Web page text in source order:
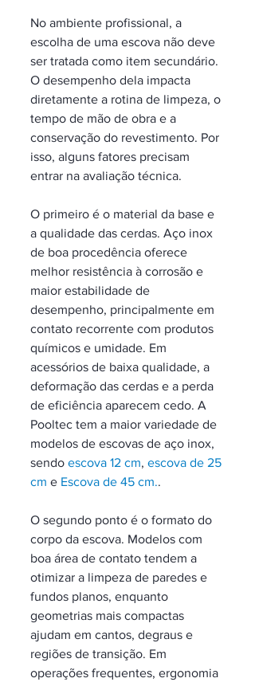
No ambiente profissional, a
escolha de uma escova não deve
ser tratada como item secundário.
O desempenho dela impacta
diretamente a rotina de limpeza, o
tempo de mão de obra e a
conservação do revestimento. Por
isso, alguns fatores precisam
entrar na avaliação técnica.
O primeiro é o material da base e
a qualidade das cerdas. Aço inox
de boa procedência oferece
melhor resistência à corrosão e
maior estabilidade de
desempenho, principalmente em
contato recorrente com produtos
químicos e umidade. Em
acessórios de baixa qualidade, a
deformação das cerdas e a perda
de eficiência aparecem cedo. A
Pooltec tem a maior variedade de
modelos de escovas de aço inox,
sendo escova 12 cm, escova de 25
cm e Escova de 45 cm..
O segundo ponto é o formato do
corpo da escova. Modelos com
boa área de contato tendem a
otimizar a limpeza de paredes e
fundos planos, enquanto
geometrias mais compactas
ajudam em cantos, degraus e
regiões de transição. Em
operações frequentes, ergonomia